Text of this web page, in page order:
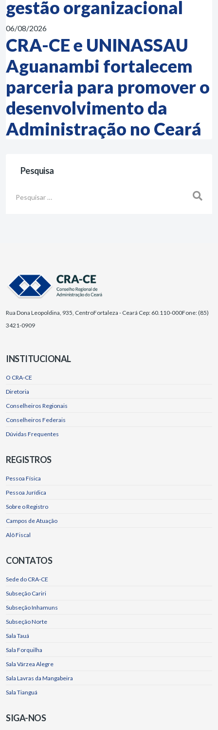
gestão organizacional
06/08/2026
CRA-CE e UNINASSAU
Aguanambi fortalecem
parceria para promover o
desenvolvimento da
Administração no Ceará
Pesquisa
Rua Dona Leopoldina, 935, CentroFortaleza - Ceará Cep: 60.110-000Fone: (85)
3421-0909
INSTITUCIONAL
O CRA-CE
Diretoria
Conselheiros Regionais
Conselheiros Federais
Dúvidas Frequentes
REGISTROS
Pessoa Física
Pessoa Jurídica
Sobre o Registro
Campos de Atuação
Alô Fiscal
CONTATOS
Sede do CRA-CE
Subseção Cariri
Subseção Inhamuns
Subseção Norte
Sala Tauá
Sala Forquilha
Sala Várzea Alegre
Sala Lavras da Mangabeira
Sala Tianguá
SIGA-NOS